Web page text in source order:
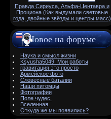
Правда Сириуса, Альфа-Центавра и
Проциона (Как выдумали световые
года, двойные звёзды и центры масс)
Новое на форуме
Наука и смысл жизни
Ksyusha5049. Мои работы
гравитация это просто
Армейское фото
Словесные баталии
Наши питомцы
Фотографии
Поле чудес.
Вселенная
Откуда же мы появились?